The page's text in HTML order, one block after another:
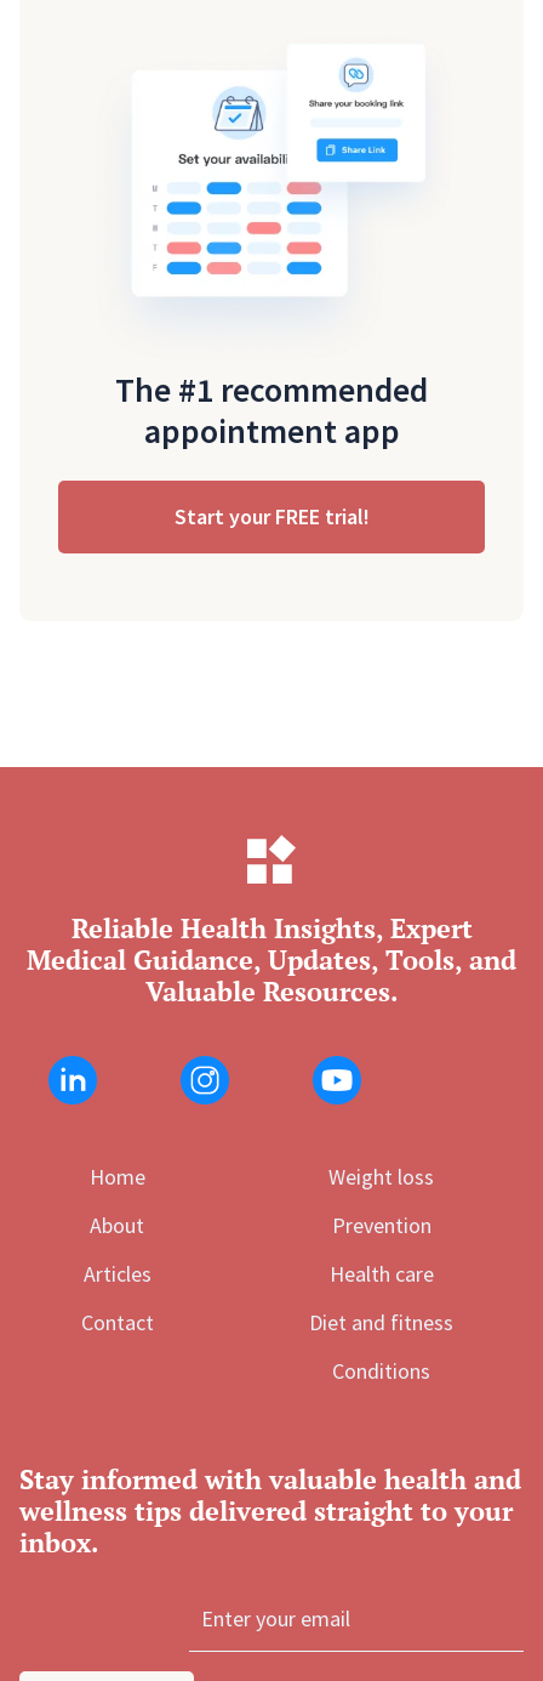
The #1 recommended
appointment app
Start your FREE trial!
Reliable Health Insights, Expert
Medical Guidance, Updates, Tools, and
Valuable Resources.
Home
About
Articles
Contact
Weight loss
Prevention
Health care
Diet and fitness
Conditions
Stay informed with valuable health and
wellness tips delivered straight to your
inbox.